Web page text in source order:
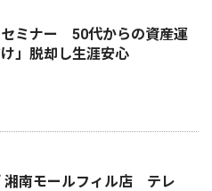
ミナー 50代からの資産運
」脱却し生涯安心
湘南モールフィル店 テレ